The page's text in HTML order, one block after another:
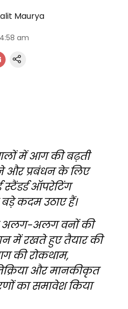
Maurya
am
में आग की बढ़ती
और प्रबंधन के लिए
स्टैंडर्ड ऑपरेटिंग
बड़े कदम उठाए हैं।
अलग-अलग वनों की
में रखते हुए तैयार की
की रोकथाम,
और मानकीकृत
का समावेश किया